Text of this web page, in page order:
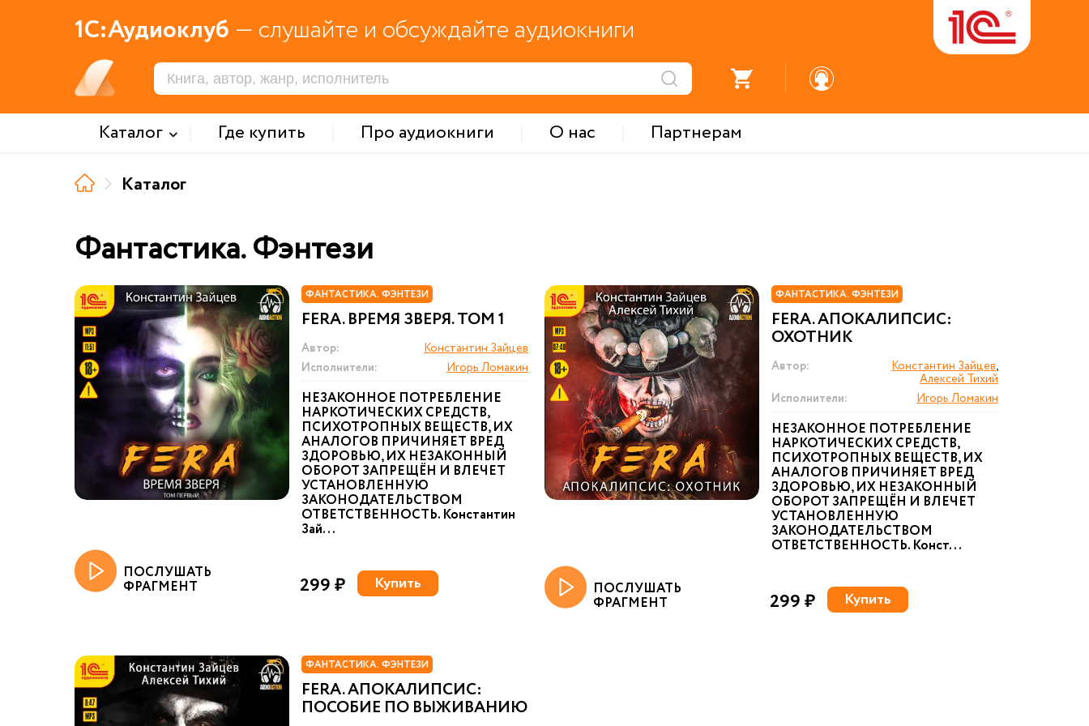
1С:Аудиоклуб — слушайте и обсуждайте аудиокниги
Каталог Где купить Про аудиокниги О нас
Партнерам
Каталог
Фантастика. Фэнтези
ФАНТАСТИКА. ФЭНТЕЗИ
FERA. ВРЕМЯ ЗВЕРЯ. ТОМ 1
Автор:
Константин Зайцев
Исполнители:
Игорь Ломакин
НЕЗАКОННОЕ ПОТРЕБЛЕНИЕ
НАРКОТИЧЕСКИХ СРЕДСТВ,
ПСИХОТРОПНЫХ ВЕЩЕСТВ, ИХ
АНАЛОГОВ ПРИЧИНЯЕТ ВРЕД
ЗДОРОВЬЮ, ИХ НЕЗАКОННЫЙ
ОБОРОТ ЗАПРЕЩЁН И ВЛЕЧЕТ
УСТАНОВЛЕННУЮ
ЗАКОНОДАТЕЛЬСТВОМ
ОТВЕТСТВЕННОСТЬ. Константин
Зай...
ПОСЛУШАТЬ
ФРАГМЕНТ 299 ₽ Купить
ФАНТАСТИКА. ФЭНТЕЗИ
FERA. АПОКАЛИПСИС:
ОХОТНИК
Автор: Константин Зайцев,
Алексей Тихий
Исполнители:
Игорь Ломакин
НЕЗАКОННОЕ ПОТРЕБЛЕНИЕ
НАРКОТИЧЕСКИХ СРЕДСТВ,
ПСИХОТРОПНЫХ ВЕЩЕСТВ, ИХ
АНАЛОГОВ ПРИЧИНЯЕТ ВРЕД
ЗДОРОВЬЮ, ИХ НЕЗАКОННЫЙ
ОБОРОТ ЗАПРЕЩЁН И ВЛЕЧЕТ
УСТАНОВЛЕННУЮ
ЗАКОНОДАТЕЛЬСТВОМ
ОТВЕТСТВЕННОСТЬ. Конст...
ПОСЛУШАТЬ
ФРАГМЕНТ 299 ₽ Купить
ФАНТАСТИКА. ФЭНТЕЗИ
FERA. АПОКАЛИПСИС:
ПОСОБИЕ ПО ВЫЖИВАНИЮ